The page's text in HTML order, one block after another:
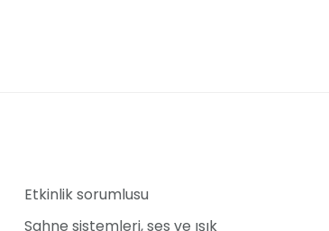
Etkinlik sorumlusu
Sahne sistemleri, ses ve ışık